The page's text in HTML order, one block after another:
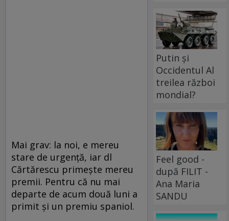
Mai grav: la noi, e mereu
stare de urgență, iar dl
Cărtărescu primește mereu
premii. Pentru că nu mai
departe de acum două luni a
primit și un premiu spaniol.
Putin și
Occidentul Al
treilea război
mondial?
Feel good -
după FILIT -
Ana Maria
SANDU